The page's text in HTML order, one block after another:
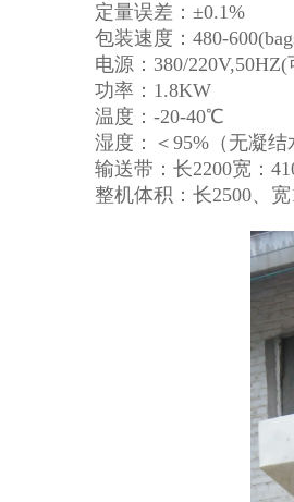
定量误差：±0.1%
包装速度：480-
电源：380/220V,50HZ(
功率：1.8KW
温度：-20-40℃
湿度：＜95%（无凝结
输送带：长2200宽：
整机体积：长2500、